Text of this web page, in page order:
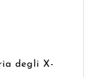
degli X-